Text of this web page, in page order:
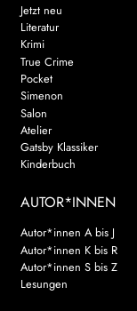
Jetzt neu
Literatur
Krimi
True Crime
Pocket
Simenon
Salon
Atelier
Gatsby Klassiker
Kinderbuch
AUTOR*INNEN
Autor*innen A bis J
Autor*innen K bis R
Autor*innen S bis Z
Lesungen